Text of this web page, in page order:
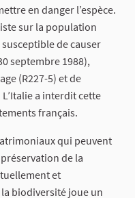
en danger l’espèce.
sur la population
de causer
septembre 1988),
(R227-5) et de
a interdit cette
français.
qui peuvent
de la
et
biodiversité joue un